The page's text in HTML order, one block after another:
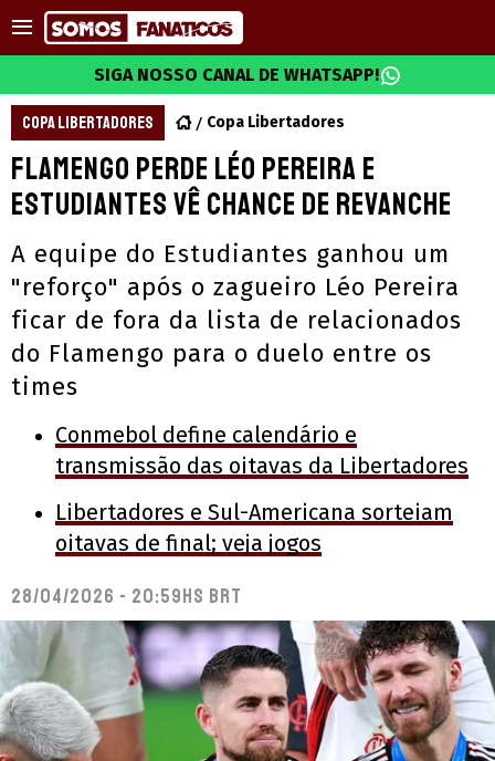
SIGA NOSSO CANAL DE WHATSAPP!
COPA LIBERTADORES Copa Libertadores
Flamengo perde Léo Pereira e
Estudiantes vê chance de revanche
A equipe do Estudiantes ganhou um
"reforço" após o zagueiro Léo Pereira
ficar de fora da lista de relacionados
do Flamengo para o duelo entre os
times
Conmebol define calendário e
transmissão das oitavas da Libertadores
Libertadores e Sul-Americana sorteiam
oitavas de final; veja jogos
28/04/2026 - 20:59hs BRT